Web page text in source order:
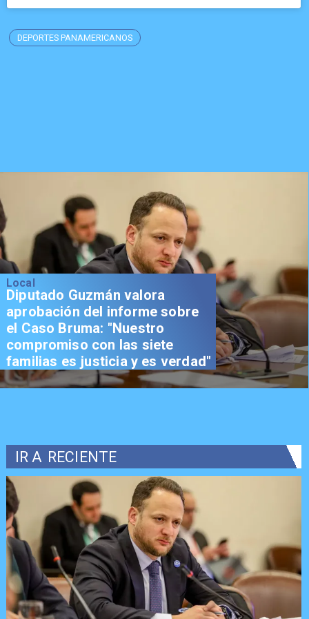
DEPORTES PANAMERICANOS
Local
Diputado Guzmán valora
aprobación del informe sobre
el Caso Bruma: "Nuestro
compromiso con las siete
familias es justicia y es verdad"
IR A RECIENTE